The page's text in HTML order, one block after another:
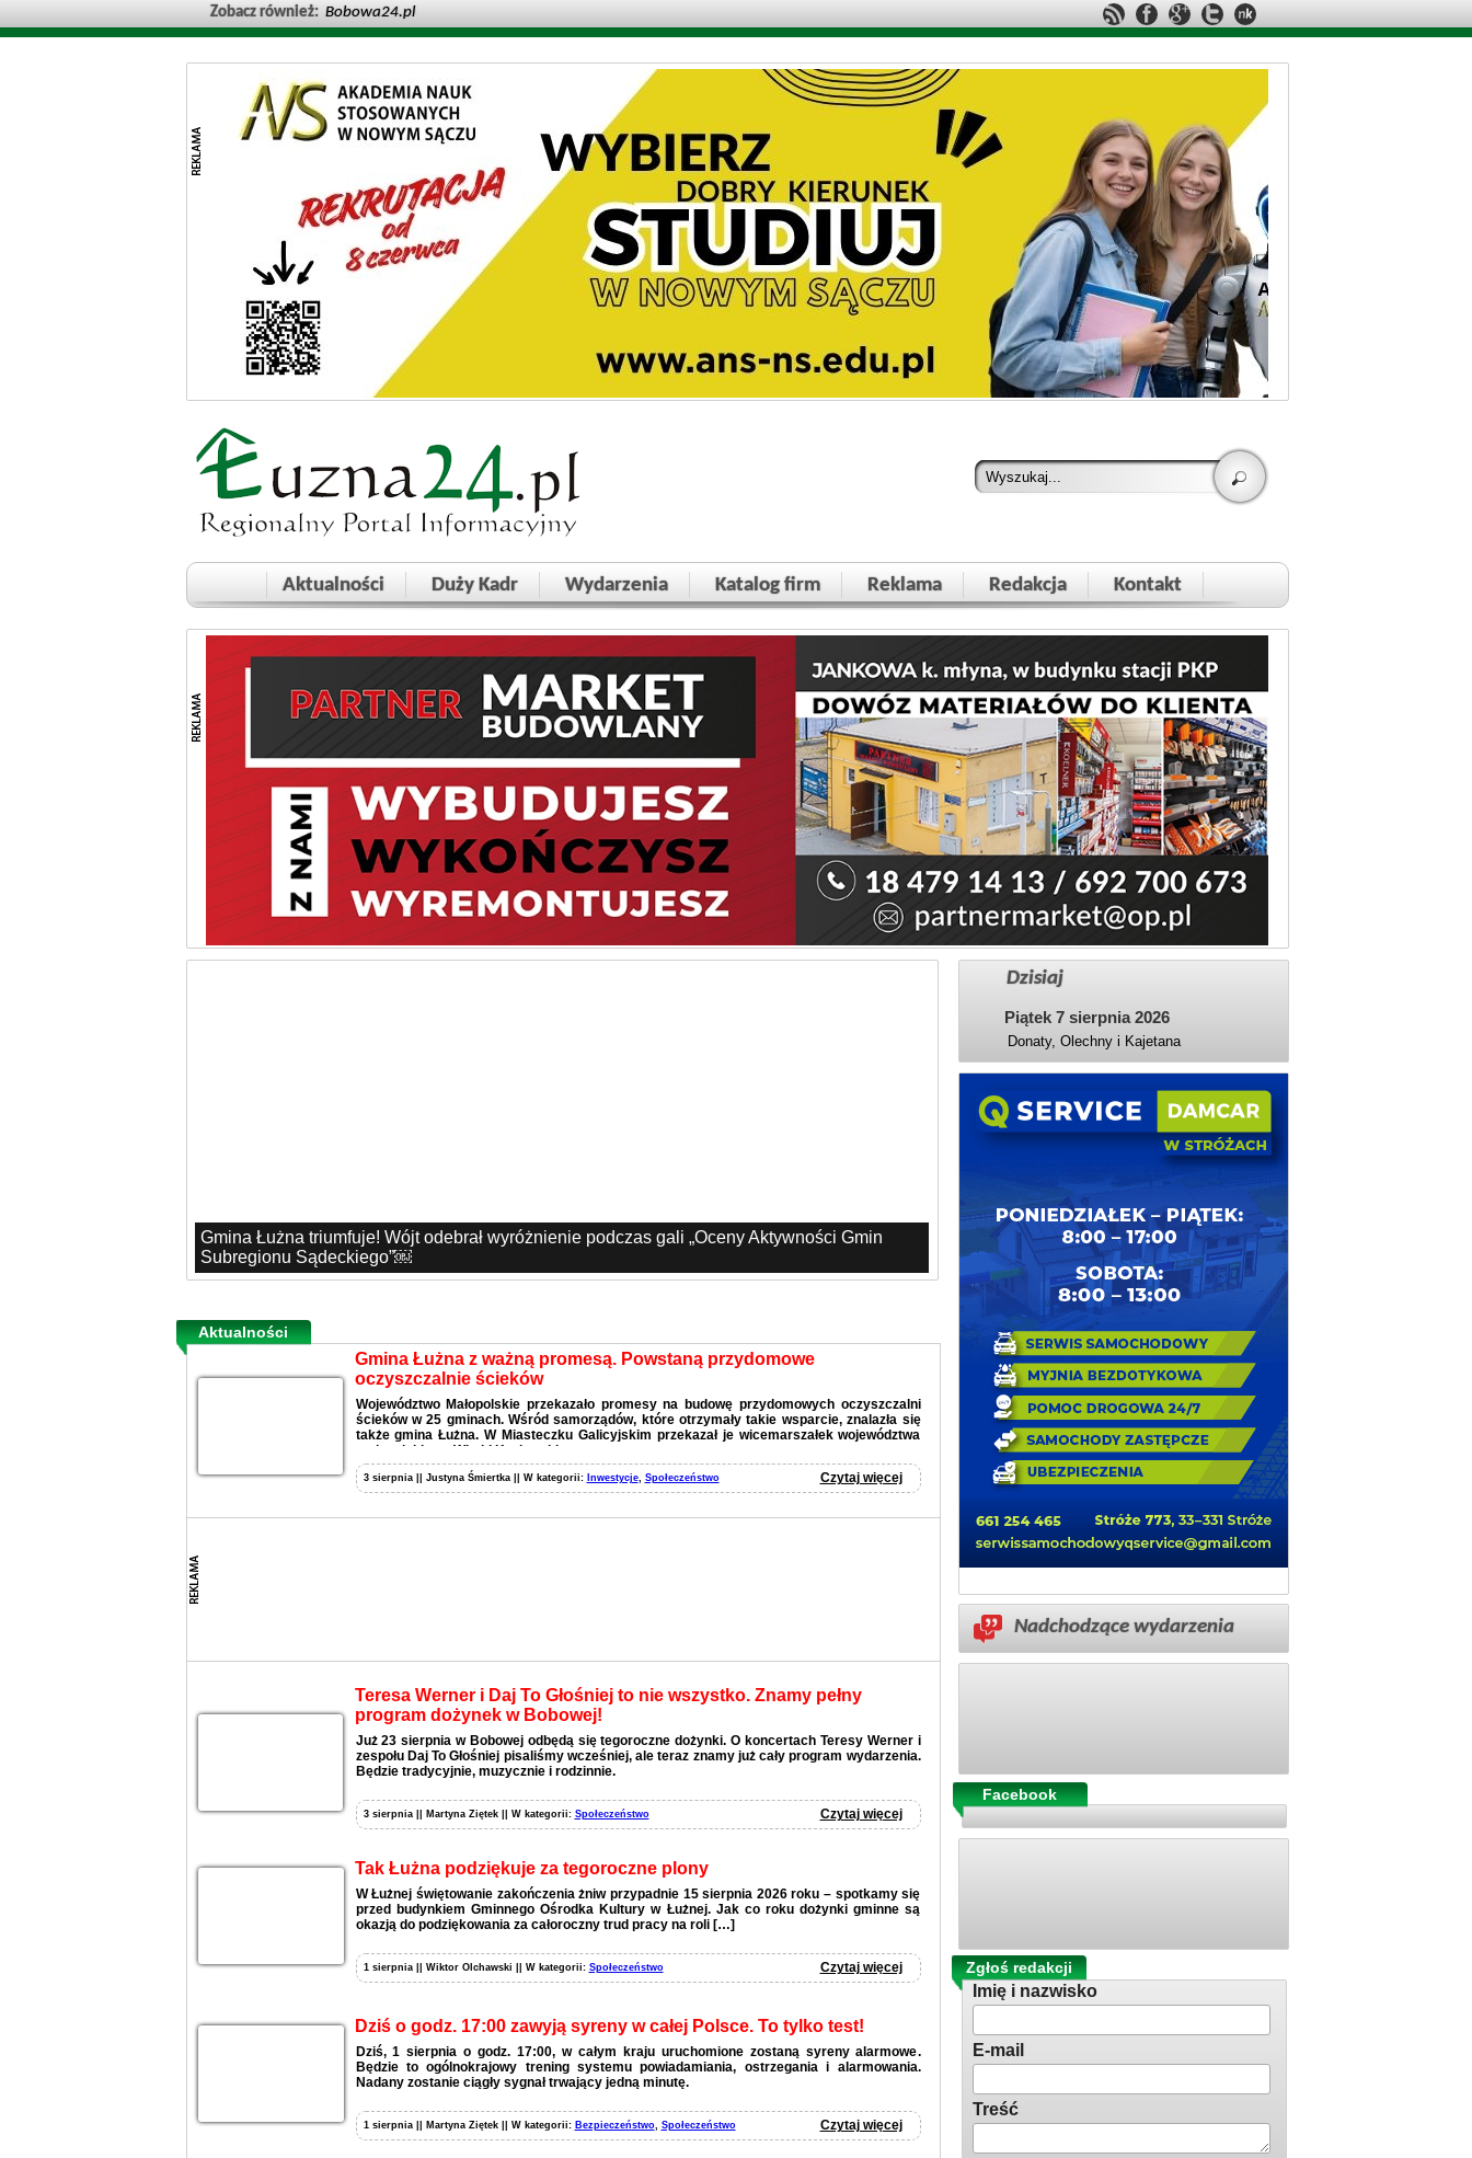
Zobacz również: Bobowa24.pl
Aktualności Duży Kadr Wydarzenia Katalog firm Reklama Redakcja Kontakt
Gmina Łużna triumfuje! Wójt odebrał wyróżnienie podczas gali „Oceny Aktywności Gmin
Subregionu Sądeckiego”￼
Aktualności
Gmina Łużna z ważną promesą. Powstaną przydomowe
oczyszczalnie ścieków
Województwo Małopolskie przekazało promesy na budowę przydomowych oczyszczalni
ścieków w 25 gminach. Wśród samorządów, które otrzymały takie wsparcie, znalazła się
także gmina Łużna. W Miasteczku Galicyjskim przekazał je wicemarszałek województwa
małopolskiego, Witold Kozłowski.
3 sierpnia || Justyna Śmiertka || W kategorii: Inwestycje, Społeczeństwo Czytaj więcej
Teresa Werner i Daj To Głośniej to nie wszystko. Znamy pełny
program dożynek w Bobowej!
Już 23 sierpnia w Bobowej odbędą się tegoroczne dożynki. O koncertach Teresy Werner i
zespołu Daj To Głośniej pisaliśmy wcześniej, ale teraz znamy już cały program wydarzenia.
Będzie tradycyjnie, muzycznie i rodzinnie.
3 sierpnia || Martyna Ziętek || W kategorii: Społeczeństwo Czytaj więcej
Tak Łużna podziękuje za tegoroczne plony
W Łużnej świętowanie zakończenia żniw przypadnie 15 sierpnia 2026 roku – spotkamy się
przed budynkiem Gminnego Ośrodka Kultury w Łużnej. Jak co roku dożynki gminne są
okazją do podziękowania za całoroczny trud pracy na roli […]
1 sierpnia || Wiktor Olchawski || W kategorii: Społeczeństwo Czytaj więcej
Dziś o godz. 17:00 zawyją syreny w całej Polsce. To tylko test!
Dziś, 1 sierpnia o godz. 17:00, w całym kraju uruchomione zostaną syreny alarmowe.
Będzie to ogólnokrajowy trening systemu powiadamiania, ostrzegania i alarmowania.
Nadany zostanie ciągły sygnał trwający jedną minutę.
1 sierpnia || Martyna Ziętek || W kategorii: Bezpieczeństwo, Społeczeństwo Czytaj więcej
Dzisiaj
Piątek 7 sierpnia 2026
Donaty, Olechny i Kajetana
Nadchodzące wydarzenia
Facebook
Zgłoś redakcji
Imię i nazwisko
E-mail
Treść